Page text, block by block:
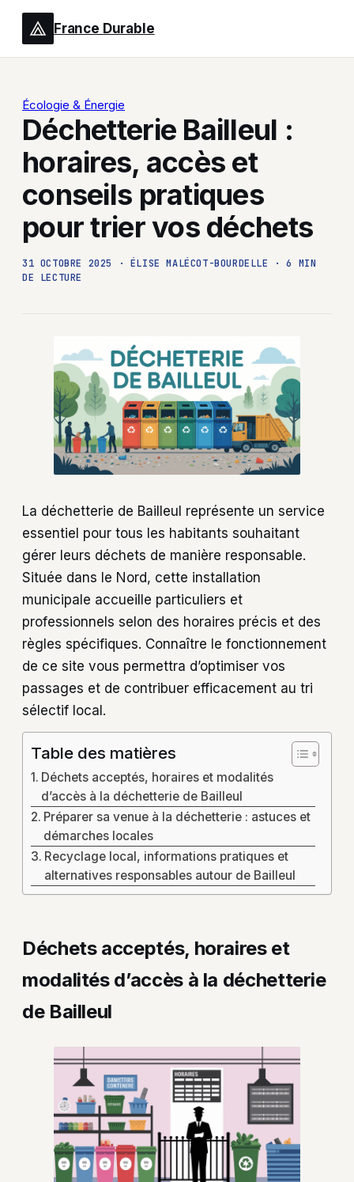
France Durable
Écologie & Énergie
Déchetterie Bailleul :
horaires, accès et
conseils pratiques
pour trier vos déchets
31 OCTOBRE 2025 · ÉLISE MALÉCOT-BOURDELLE ·
6 MIN
DE LECTURE
La déchetterie de Bailleul représente un service
essentiel pour tous les habitants souhaitant
gérer leurs déchets de manière responsable.
Située dans le Nord, cette installation
municipale accueille particuliers et
professionnels selon des horaires précis et des
règles spécifiques. Connaître le fonctionnement
de ce site vous permettra d’optimiser vos
passages et de contribuer efficacement au tri
sélectif local.
Table des matières
Déchets acceptés, horaires et modalités
d’accès à la déchetterie de Bailleul
Préparer sa venue à la déchetterie : astuces et
démarches locales
Recyclage local, informations pratiques et
alternatives responsables autour de Bailleul
Déchets acceptés, horaires et
modalités d’accès à la déchetterie
de Bailleul